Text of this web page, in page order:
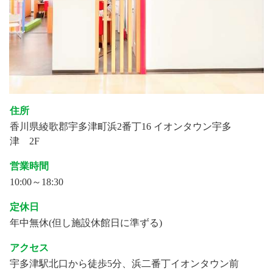
住所
香川県綾歌郡宇多津町浜2番丁16 イオンタウン宇多
津 2F
営業時間
10:00～18:30
定休日
年中無休(但し施設休館日に準ずる)
アクセス
宇多津駅北口から徒歩5分、浜二番丁イオンタウン前